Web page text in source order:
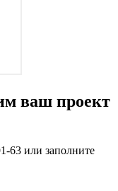
ваш проект
63 или заполните